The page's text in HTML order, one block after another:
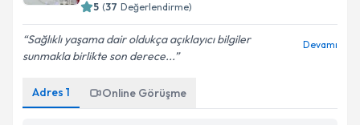
5 (37 Değerlendirme)
Sağlıklı yaşama dair oldukça açıklayıcı bilgiler
sunmakla birlikte son derece...
Devamı
Adres 1 Online Görüşme